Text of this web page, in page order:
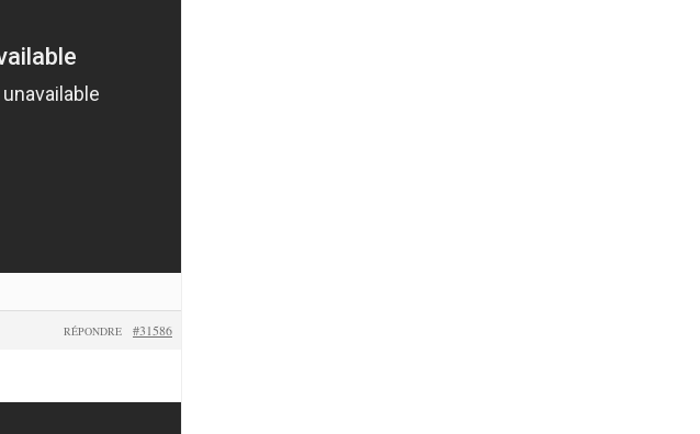
#31586
RÉPONDRE